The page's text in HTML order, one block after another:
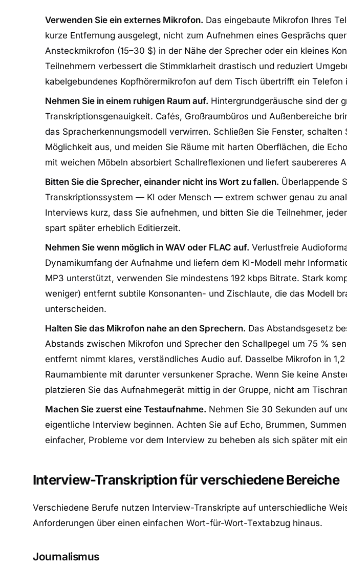
Verwenden Sie ein externes Mikrofon. Das eingebaute Mikrofon Ihres
kurze Entfernung ausgelegt, nicht zum Aufnehmen eines Gesprächs
Ansteckmikrofon (15–30 $) in der Nähe der Sprecher oder ein kleines
Teilnehmern verbessert die Stimmklarheit drastisch und reduziert
kabelgebundenes Kopfhörermikrofon auf dem Tisch übertrifft ein
Nehmen Sie in einem ruhigen Raum auf. Hintergrundgeräusche sind der
Transkriptionsgenauigkeit. Cafés, Großraumbüros und Außenbereiche
das Spracherkennungsmodell verwirren. Schließen Sie Fenster,
Möglichkeit aus, und meiden Sie Räume mit harten Oberflächen, die
mit weichen Möbeln absorbiert Schallreflexionen und liefert saubereres
Bitten Sie die Sprecher, einander nicht ins Wort zu fallen. Überlappende
Transkriptionssystem — KI oder Mensch — extrem schwer genau zu
Interviews kurz, dass Sie aufnehmen, und bitten Sie die Teilnehmer,
spart später erheblich Editierzeit.
Nehmen Sie wenn möglich in WAV oder FLAC auf. Verlustfreie
Dynamikumfang der Aufnahme und liefern dem KI-Modell mehr
MP3 unterstützt, verwenden Sie mindestens 192 kbps Bitrate. Stark
weniger) entfernt subtile Konsonanten- und Zischlaute, die das Modell
unterscheiden.
Halten Sie das Mikrofon nahe an den Sprechern. Das Abstandsgesetz
Abstands zwischen Mikrofon und Sprecher den Schallpegel um 75 %
entfernt nimmt klares, verständliches Audio auf. Dasselbe Mikrofon in
Raumambiente mit darunter versunkener Sprache. Wenn Sie keine
platzieren Sie das Aufnahmegerät mittig in der Gruppe, nicht am
Machen Sie zuerst eine Testaufnahme. Nehmen Sie 30 Sekunden auf
eigentliche Interview beginnen. Achten Sie auf Echo, Brummen,
einfacher, Probleme vor dem Interview zu beheben als sich später mit
Interview-Transkription für verschiedene Bereiche
Verschiedene Berufe nutzen Interview-Transkripte auf unterschiedliche
Anforderungen über einen einfachen Wort-für-Wort-Textabzug hinaus.
Journalismus